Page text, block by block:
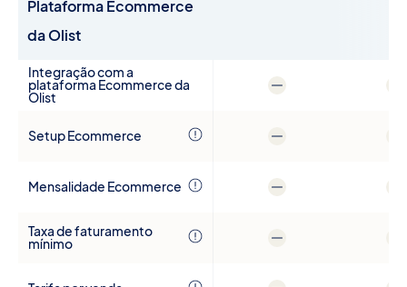
Plataforma Ecommerce
da Olist
Integração com a
plataforma Ecommerce da
Olist
Setup Ecommerce
Mensalidade Ecommerce
Taxa de faturamento
mínimo